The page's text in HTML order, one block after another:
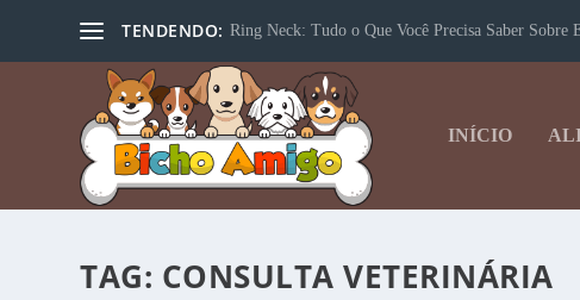
TENDENDO: Ring Neck: Tudo o Que Você Precisa Saber Sobre
INÍCIO
TAG: CONSULTA VETERINÁRIA